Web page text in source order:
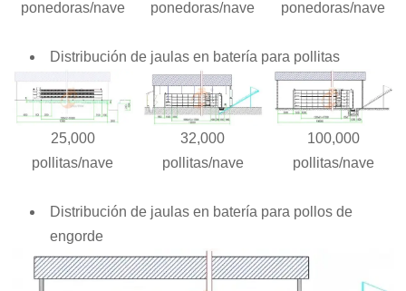
ponedoras/nave
ponedoras/nave
ponedoras/nave
Distribución de jaulas en batería para pollitas
25,000
pollitas/nave
32,000
pollitas/nave
100,000
pollitas/nave
Distribución de jaulas en batería para pollos de
engorde